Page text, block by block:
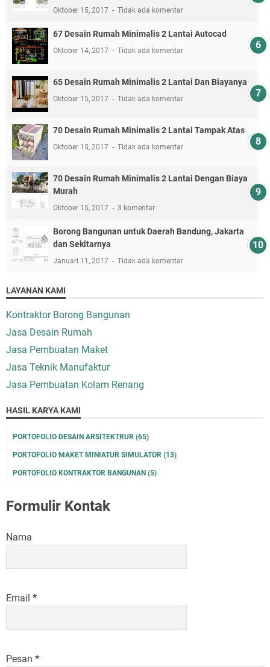
Oktober 15, 2017 Tidak ada komentar
67 Desain Rumah Minimalis 2 Lantai Autocad
Oktober 14, 2017 Tidak ada komentar
65 Desain Rumah Minimalis 2 Lantai Dan Biayanya
Oktober 15, 2017 Tidak ada komentar
70 Desain Rumah Minimalis 2 Lantai Tampak Atas
Oktober 15, 2017 Tidak ada komentar
70 Desain Rumah Minimalis 2 Lantai Dengan Biaya
Murah
Oktober 15, 2017 3 komentar
Borong Bangunan untuk Daerah Bandung, Jakarta
dan Sekitarnya
Januari 11, 2017 Tidak ada komentar
LAYANAN KAMI
Kontraktor Borong Bangunan
Jasa Desain Rumah
Jasa Pembuatan Maket
Jasa Teknik Manufaktur
Jasa Pembuatan Kolam Renang
HASIL KARYA KAMI
PORTOFOLIO DESAIN ARSITEKTRUR (65)
PORTOFOLIO MAKET MINIATUR SIMULATOR (13)
PORTOFOLIO KONTRAKTOR BANGUNAN (5)
Formulir Kontak
Nama
Email *
Pesan *